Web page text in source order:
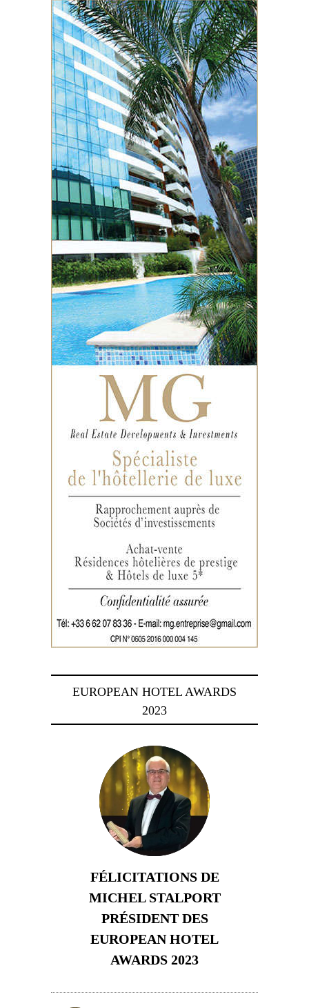
EUROPEAN HOTEL AWARDS
2023
FÉLICITATIONS DE
MICHEL STALPORT
PRÉSIDENT DES
EUROPEAN HOTEL
AWARDS 2023